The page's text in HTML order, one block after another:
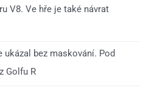
V8. Ve hře je také návrat
ukázal bez maskování. Pod
Golfu R